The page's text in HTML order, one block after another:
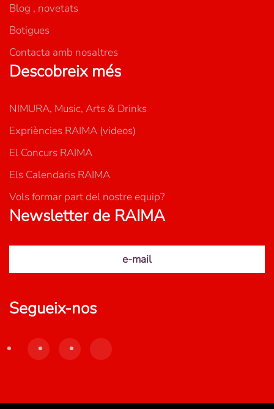
Blog , novetats
Botigues
Contacta amb nosaltres
Descobreix més
NIMURA, Music, Arts & Drinks
Expriències RAIMA (videos)
El Concurs RAIMA
Els Calendaris RAIMA
Vols formar part del nostre equip?
Newsletter de RAIMA
e-mail
Segueix-nos